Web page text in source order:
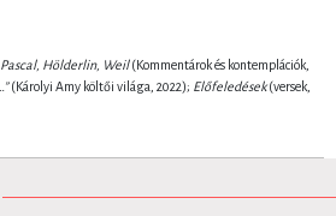
Pascal, Hölderlin, Weil(Kommentárok és kontemplációk,
(Károlyi Amy költői világa, 2022); Előfeledések(versek,